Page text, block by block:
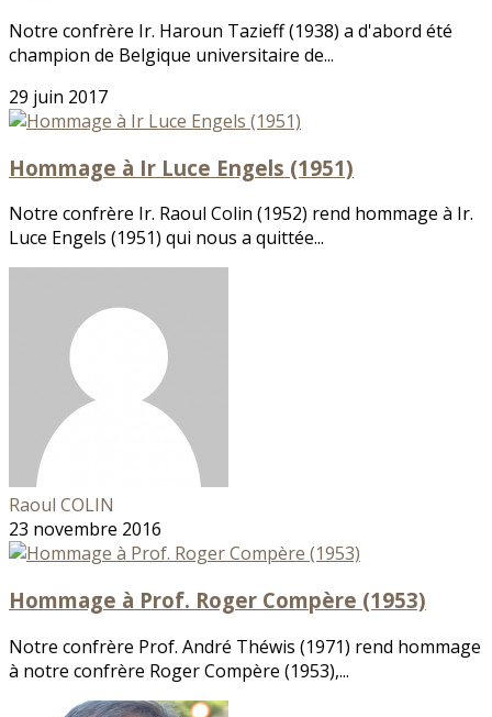
Notre confrère Ir. Haroun Tazieff (1938) a d'abord été
champion de Belgique universitaire de...
29 juin 2017
Hommage à Ir Luce Engels (1951)
Notre confrère Ir. Raoul Colin (1952) rend hommage à Ir.
Luce Engels (1951) qui nous a quittée...
Raoul COLIN
23 novembre 2016
Hommage à Prof. Roger Compère (1953)
Notre confrère Prof. André Théwis (1971) rend hommage
à notre confrère Roger Compère (1953),...